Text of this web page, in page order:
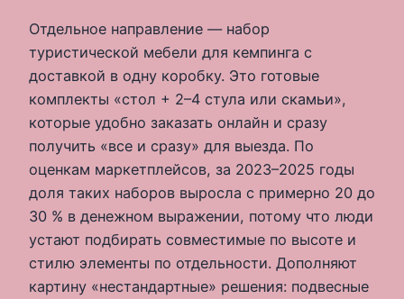
Отдельное направление — набор
туристической мебели для кемпинга с
доставкой в одну коробку. Это готовые
комплекты «стол + 2–4 стула или скамьи»,
которые удобно заказать онлайн и сразу
получить «все и сразу» для выезда. По
оценкам маркетплейсов, за 2023–2025 годы
доля таких наборов выросла с примерно 20 до
30 % в денежном выражении, потому что люди
устают подбирать совместимые по высоте и
стилю элементы по отдельности. Дополняют
картину «нестандартные» решения: подвесные